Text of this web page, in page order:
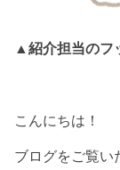
▲紹介担当のフ
こんにちは！
ブログをご覧い